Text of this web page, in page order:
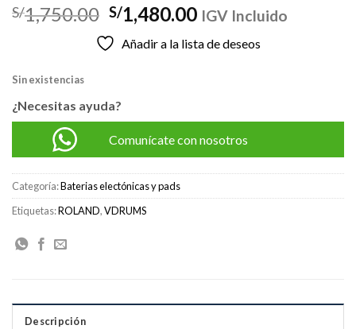
S/1,750.00 El
precio
original
S/1,480.00El
actual
IGV Incluido
Añadir a la lista de deseos
Sin existencias
¿Necesitas ayuda?
Comunícate con nosotros
Categoría:Baterias electónicas y pads
Etiquetas:ROLAND,VDRUMS
Descripción